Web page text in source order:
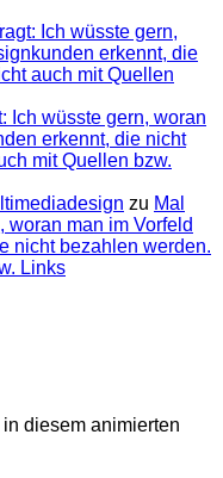
Ich wüsste gern,
erkennt, die
auch mit Quellen
Ich wüsste gern, woran
erkennt, die nicht
mit Quellen bzw.
zu Mal
woran man im Vorfeld
nicht bezahlen werden.
Links